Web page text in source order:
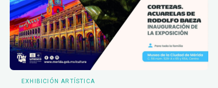
EXHIBICIÓN ARTÍSTICA